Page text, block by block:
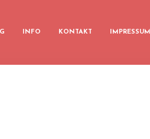
INFO KONTAKT IMPRESSUM